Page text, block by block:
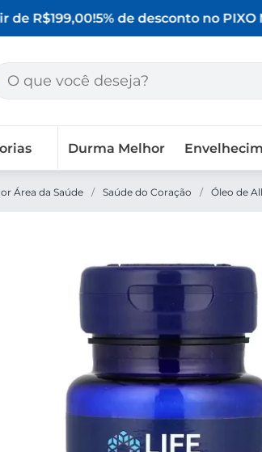
R$199,00!5% de desconto no PIXO
Durma Melhor
Área da Saúde / Saúde do Coração / Óleo de